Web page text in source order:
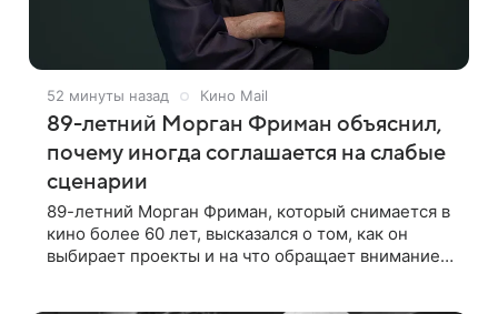
52 минуты назад Кино Mail
89-летний Морган Фриман объяснил,
почему иногда соглашается на слабые
сценарии
89-летний Морган Фриман, который снимается в
кино более 60 лет, высказался о том, как он
выбирает проекты и на что обращает внимание